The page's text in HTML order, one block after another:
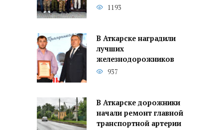
1193
В Аткарске наградили
лучших
железнодорожников
937
В Аткарске дорожники
начали ремонт главной
транспортной артерии